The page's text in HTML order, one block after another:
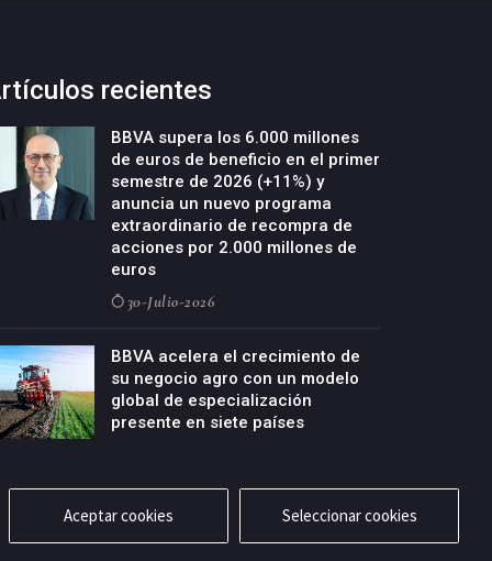
recientes
BBVA supera los 6.000 millones
de euros de beneficio en el primer
semestre de 2026 (+11%) y
anuncia un nuevo programa
extraordinario de recompra de
acciones por 2.000 millones de
euros
30-Julio-2026
BBVA acelera el crecimiento de
su negocio agro con un modelo
global de especialización
presente en siete países
Aceptar cookies Seleccionar cookies